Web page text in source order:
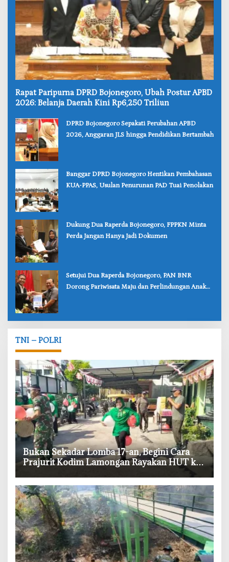
‎Rapat Paripurna DPRD Bojonegoro, Ubah Postur APBD
2026: Belanja Daerah Kini Rp6,250 Triliun
‎DPRD Bojonegoro Sepakati Perubahan APBD
2026, Anggaran JLS hingga Pendidikan Bertambah
‎Banggar DPRD Bojonegoro Hentikan Pembahasan
KUA-PPAS, Usulan Penurunan PAD Tuai Penolakan
‎Dukung Dua Raperda Bojonegoro, FPPKN Minta
Perda Jangan Hanya Jadi Dokumen
‎Setujui Dua Raperda Bojonegoro, PAN BNR
Dorong Pariwisata Maju dan Perlindungan Anak
TNI – POLRI
‎Bukan Sekadar Lomba 17-an, Begini Cara
Prajurit Kodim Lamongan Rayakan HUT ke-